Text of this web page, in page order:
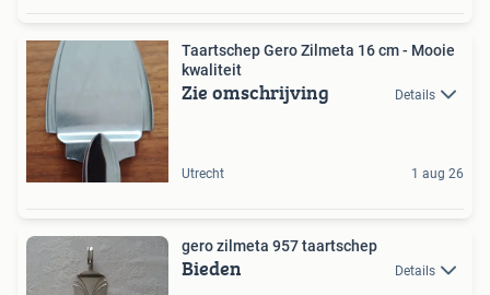
Taartschep Gero Zilmeta 16 cm - Mooie
kwaliteit
Zie omschrijving Details
Utrecht 1 aug 26
gero zilmeta 957 taartschep
Bieden Details